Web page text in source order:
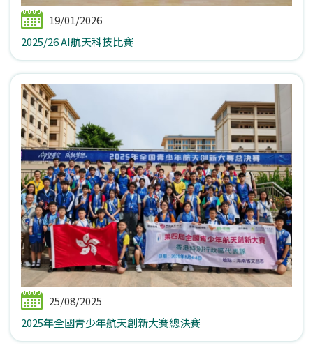
19/01/2026
2025/26 AI航天科技比賽
25/08/2025
2025年全國青少年航天創新大賽總決賽